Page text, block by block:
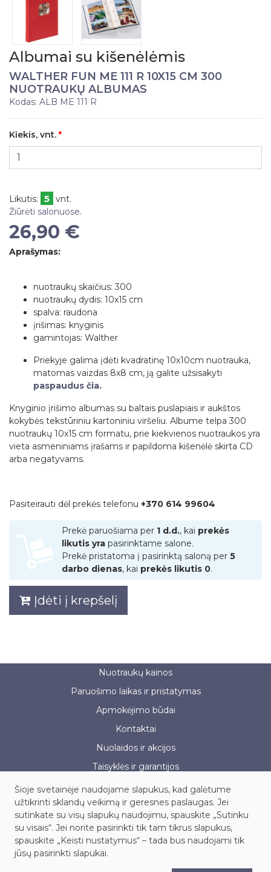
Albumai su kišenėlėmis
WALTHER FUN ME 111 R 10X15 CM 300
NUOTRAUKŲ ALBUMAS
Kodas: ALB ME 111 R
Kiekis, vnt.
Likutis: 5 vnt.
Žiūrėti salonuose.
26,90 €
Aprašymas:
nuotraukų skaičius: 300
nuotraukų dydis: 10x15 cm
spalva: raudona
įrišimas: knyginis
gamintojas: Walther
Priekyje galima įdėti kvadratinę 10x10cm nuotrauka,
matomas vaizdas 8x8 cm, ją galite užsisakyti
paspaudus čia.
Knyginio įrišimo albumas su baltais puslapiais ir aukštos
kokybės tekstūriniu kartoniniu viršeliu. Albume telpa 300
nuotraukų 10x15 cm formatu, prie kiekvienos nuotraukos yra
vieta asmeniniams įrašams ir papildoma kišenėlė skirta CD
arba negatyvams.
Pasiteirauti dėl prekės telefonu +370 614 99604
Prekė paruošiama per 1 d.d., kai prekės
likutis yra pasirinktame salone.
Prekė pristatoma į pasirinktą saloną per 5
darbo dienas, kai prekės likutis 0.
Įdėti į krepšelį
Nuotraukų kainos
Paruošimo laikas ir pristatymas
Apmokėjimo būdai
Kontaktai
Nuolaidos ir akcijos
Taisyklės ir garantijos
UAB „Fotoservisas“, į.k. 121886091
Kauno g. 45, LT-03203, Vilnius
Tel.: +370 614 99604, el. paštas: info@fotoservisas.lt
Šioje svetainėje naudojame slapukus, kad galėtume
užtikrinti sklandų veikimą ir geresnes paslaugas. Jei
sutinkate su visų slapukų naudojimu, spauskite „Sutinku
su visais“. Jei norite pasirinkti tik tam tikrus slapukus,
spauskite „Keisti nustatymus“ – tada bus naudojami tik
jūsų pasirinkti slapukai.